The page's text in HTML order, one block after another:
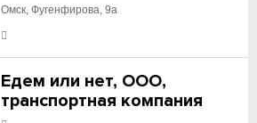
Омск, Фугенфирова, 9а
Едем или нет, ООО,
транспортная компания